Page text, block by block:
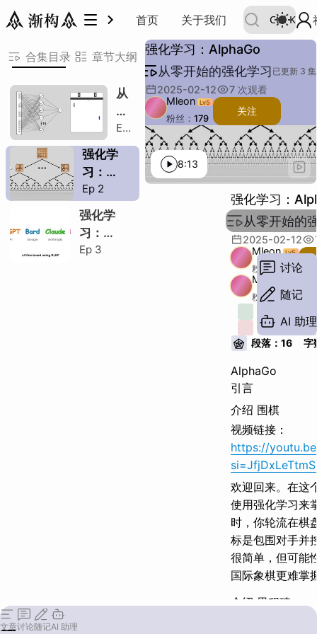
首页 关于我们 Ctrl K
从零开始的强化学习
合集目录 章节大纲
共 5 节
AlphaGo
引言
围棋
里程碑
AlphaGo理念
从
零
开
始
化
Ep
1
强化学
习：
AlphaGo
Ep 2
强化学
习：
ChatGPT
Ep 3
AlphaGo 4
AlphaGo
引言
引言
重复
重复
学习
学习
强化
强化
围棋
围棋
里程碑
里程碑
AlphaGo理念
AlphaGo理念
重复已知
重复已知
难解未知
难解未知
学习已知
学习已知
需要思考
需要思考
后手模式
后手模式
评估好坏
评估好坏
搜索树
搜索树
优化搜索
优化搜索
自我改进
自我改进
模拟未知
模拟未知
超快学习
超快学习
AlphaGo总结
AlphaGo总结
AlphaZero
AlphaZero
强化学习：AlphaGo
从零开始的强化学习 已更新 3 集
2025-02-12 7次观看
Mleon Lv5
粉丝：179
关注
主题：
描述：
例子：
其他：
段落：
字数：
8:13
强化学习：
从零开始的
2025-02-12
Mleon Lv5
粉丝： 179
Mleon
粉丝： 179
例子：2
段落： 16 字
AlphaGo
引言
介绍 围棋
视频链接：
https://
欢迎回来。在这
使用强化学习来
时，你轮流在棋
标是包围对手并
很简单，但可能
国际象棋更难掌
介绍 里程碑
讨论
随记
AI 助理
文章讨论随记AI 助理